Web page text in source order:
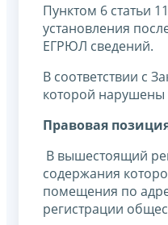
Пунктом 6 статьи
установления
ЕГРЮЛ сведений.
В соответствии с
которой
Правовая
В вышестоящий
содержания
помещения по
регистрации